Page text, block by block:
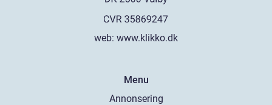
web: www.klikko.dk
Menu
Annonsering